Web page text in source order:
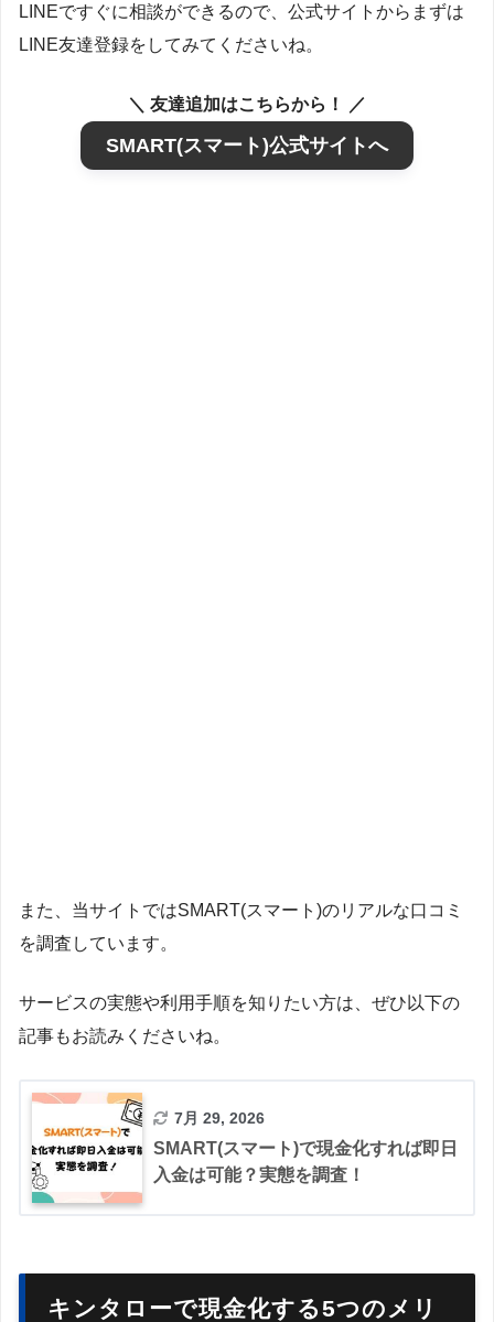
LINEですぐに相談ができるので、公式サイトからまずは
LINE友達登録をしてみてくださいね。
＼ 友達追加はこちらから！ ／
SMART(スマート)公式サイトへ
また、当サイトではSMART(スマート)のリアルな口コミ
を調査しています。
サービスの実態や利用手順を知りたい方は、ぜひ以下の
記事もお読みくださいね。
7月 29, 2026
SMART(スマート)で現金化すれば即日
入金は可能？実態を調査！
キンタローで現金化する5つのメリ